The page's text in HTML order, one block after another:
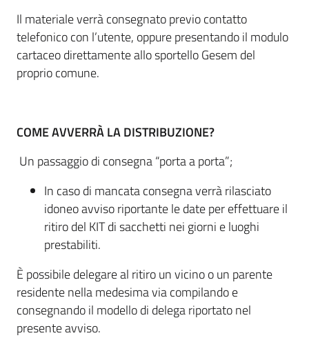
Il materiale verrà consegnato previo contatto
telefonico con l’utente, oppure presentando il modulo
cartaceo direttamente allo sportello Gesem del
proprio comune.
COME AVVERRÀ LA DISTRIBUZIONE?
Un passaggio di consegna “porta a porta”;
In caso di mancata consegna verrà rilasciato
idoneo avviso riportante le date per effettuare il
ritiro del KIT di sacchetti nei giorni e luoghi
prestabiliti.
È possibile delegare al ritiro un vicino o un parente
residente nella medesima via compilando e
consegnando il modello di delega riportato nel
presente avviso.